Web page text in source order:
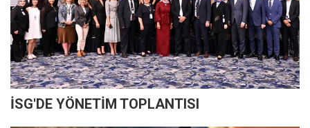
İSG'DE YÖNETİM TOPLANTISI